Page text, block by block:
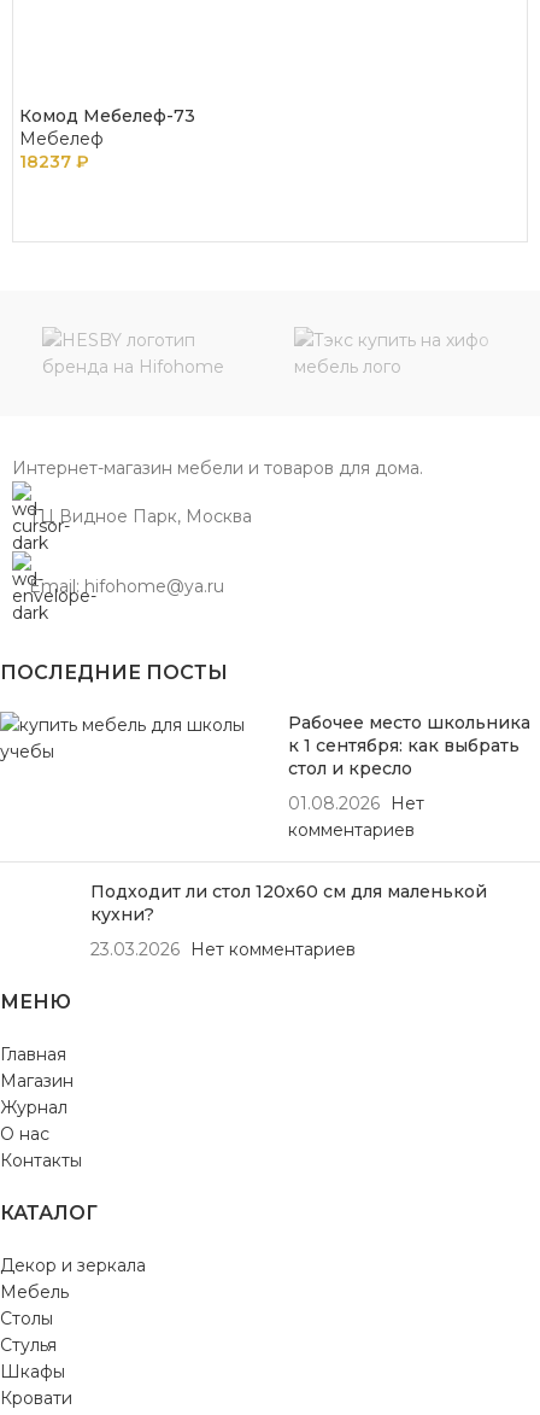
Комод Мебелеф-73
Мебелеф
18237 ₽
Интернет-магазин мебели и товаров для дома.
ТЦ Видное Парк, Москва
Email: hifohome@ya.ru
ПОСЛЕДНИЕ ПОСТЫ
Рабочее место школьника
к 1 сентября: как выбрать
стол и кресло
01.08.2026
Нет
комментариев
Подходит ли стол 120х60 см для маленькой
кухни?
23.03.2026
Нет комментариев
МЕНЮ
Главная
Магазин
Журнал
О нас
Контакты
КАТАЛОГ
Декор и зеркала
Мебель
Столы
Стулья
Шкафы
Кровати